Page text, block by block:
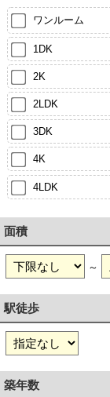
ワンルーム
1DK
2K
2LDK
3DK
4K
4LDK
面積
～
駅徒歩
築年数